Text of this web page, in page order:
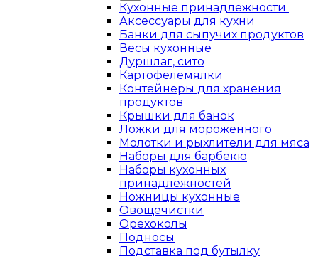
Кухонные принадлежности
Аксессуары для кухни
Банки для сыпучих продуктов
Весы кухонные
Дуршлаг, сито
Картофелемялки
Контейнеры для хранения
продуктов
Крышки для банок
Ложки для мороженного
Молотки и рыхлители для мяса
Наборы для барбекю
Наборы кухонных
принадлежностей
Ножницы кухонные
Овощечистки
Орехоколы
Подносы
Подставка под бутылку